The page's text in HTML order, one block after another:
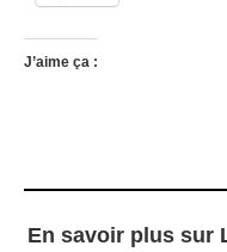
J’aime ça :
En savoir plus sur